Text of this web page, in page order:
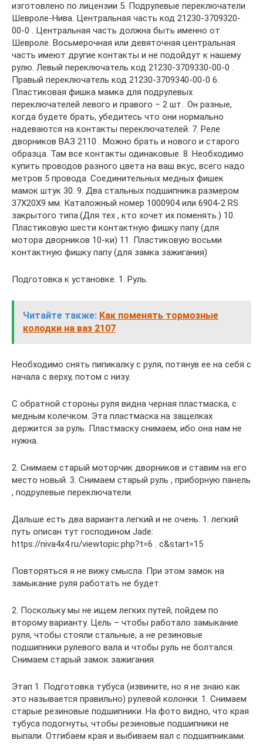
изготовлено по лицензии 5. Подрулевые переключатели
Шевроле-Нива. Центральная часть код 21230-3709320-
00-0 . Центральная часть должна быть именно от
Шевроле. Восьмерочная или девяточная центральная
часть имеют другие контакты и не подойдут к нашему
рулю. Левый переключатель код 21230-3709330-00-0 .
Правый переключатель код 21230-3709340-00-0 6.
Пластиковая фишка мамка для подрулевых
переключателей левого и правого – 2 шт.. Он разные,
когда будете брать, убедитесь что они нормально
надеваются на контакты переключателей. 7. Реле
дворников ВАЗ 2110 . Можно брать и нового и старого
образца. Там все контакты одинаковые. 8. Необходимо
купить проводов разного цвета на ваш вкус, всего надо
метров 5 провода. Соединительных медных фишек
мамок штук 30. 9. Два стальных подшипника размером
37Х20Х9 мм. Каталожный номер 1000904 или 6904-2 RS
закрытого типа.(Для тех , кто хочет их поменять.) 10.
Пластиковую шести контактную фишку папу (для
мотора дворников 10-ки) 11. Пластиковую восьми
контактную фишку папу (для замка зажигания)
Подготовка к установке. 1. Руль.
Читайте также: Как поменять тормозные
колодки на ваз 2107
Необходимо снять пипикалку с руля, потянув ее на себя с
начала с верху, потом с низу.
С обратной стороны руля видна черная пластмаска, с
медным колечком. Эта пластмаска на защелках
держится за руль. Пластмаску снимаем, ибо она нам не
нужна.
2. Снимаем старый моторчик дворников и ставим на его
место новый. 3. Снимаем старый руль , приборную панель
, подрулевые переключатели.
Дальше есть два варианта легкий и не очень. 1. легкий
путь описан тут господином Jade:
https://niva4x4.ru/viewtopic.php?t=6 . c&start=15
Повторяться я не вижу смысла. При этом замок на
замыкание руля работать не будет.
2. Поскольку мы не ищем легких путей, пойдем по
второму варианту. Цель – чтобы работало замыкание
руля, чтобы стояли стальные, а не резиновые
подшипники рулевого вала и чтобы руль не болтался.
Снимаем старый замок зажигания.
Этап 1. Подготовка тубуса (извините, но я не знаю как
это называется правильно) рулевой колонки. 1. Снимаем
старые резиновые подшипники. На фото видно, что края
тубуса подогнуты, чтобы резиновые подшипники не
выпали. Отгибаем края и выбиваем вал с подшипниками.